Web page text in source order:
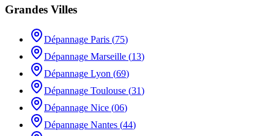
Grandes Villes
Dépannage Paris (75)
Dépannage Marseille (13)
Dépannage Lyon (69)
Dépannage Toulouse (31)
Dépannage Nice (06)
Dépannage Nantes (44)